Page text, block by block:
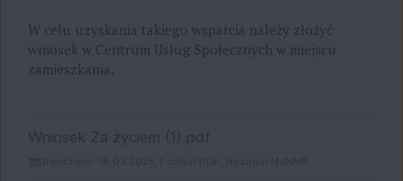
W celu uzyskania takiego wsparcia należy złożyć
wniosek w Centrum Usług Społecznych w miejscu
zamieszkania.
ZAŁĄCZNIKI
Wniosek Za życiem (1).pdf